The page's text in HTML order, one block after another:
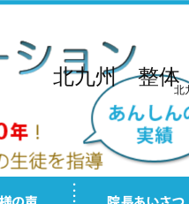
北九州 整体北